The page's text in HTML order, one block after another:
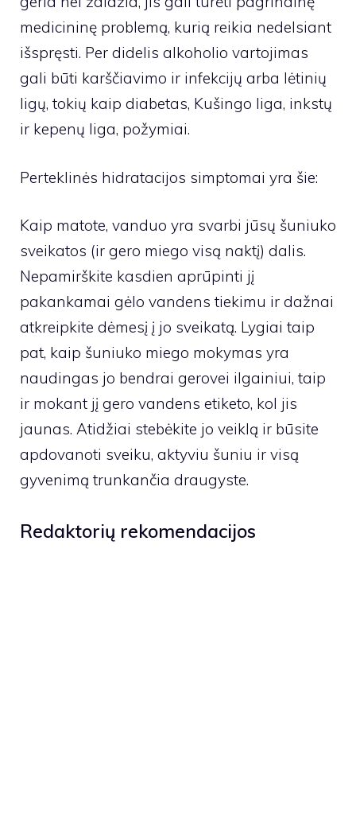
medicininę problemą, kurią reikia nedelsiant
išspręsti. Per didelis alkoholio vartojimas
gali būti karščiavimo ir infekcijų arba lėtinių
ligų, tokių kaip diabetas, Kušingo liga, inkstų
ir kepenų liga, požymiai.
Perteklinės hidratacijos simptomai yra šie:
Kaip matote, vanduo yra svarbi jūsų šuniuko
sveikatos (ir gero miego visą naktį) dalis.
Nepamirškite kasdien aprūpinti jį
pakankamai gėlo vandens tiekimu ir dažnai
atkreipkite dėmesį į jo sveikatą. Lygiai taip
pat, kaip šuniuko miego mokymas yra
naudingas jo bendrai gerovei ilgainiui, taip
ir mokant jį gero vandens etiketo, kol jis
jaunas. Atidžiai stebėkite jo veiklą ir būsite
apdovanoti sveiku, aktyviu šuniu ir visą
gyvenimą trunkančia draugyste.
Redaktorių rekomendacijos